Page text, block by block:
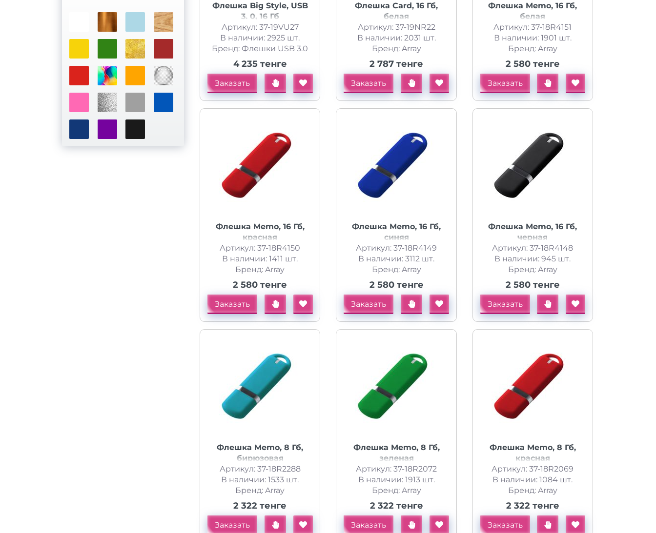
Флешка Big Style, USB
3. 0, 16 Гб
Артикул: 37-19VU27
В наличии: 2925 шт.
Бренд: Флешки USB 3.0
4 235 тенге
Заказать
Флешка Card, 16 Гб,
белая
Артикул: 37-19NR22
В наличии: 2031 шт.
Бренд: Array
2 787 тенге
Заказать
Флешка Memo, 16 Гб,
белая
Артикул: 37-18R4151
В наличии: 1901 шт.
Бренд: Array
2 580 тенге
Заказать
Флешка Memo, 16 Гб,
красная
Артикул: 37-18R4150
В наличии: 1411 шт.
Бренд: Array
2 580 тенге
Заказать
Флешка Memo, 16 Гб,
синяя
Артикул: 37-18R4149
В наличии: 3112 шт.
Бренд: Array
2 580 тенге
Заказать
Флешка Memo, 16 Гб,
черная
Артикул: 37-18R4148
В наличии: 945 шт.
Бренд: Array
2 580 тенге
Заказать
Флешка Memo, 8 Гб,
бирюзовая
Артикул: 37-18R2288
В наличии: 1533 шт.
Бренд: Array
2 322 тенге
Заказать
Флешка Memo, 8 Гб,
зеленая
Артикул: 37-18R2072
В наличии: 1913 шт.
Бренд: Array
2 322 тенге
Заказать
Флешка Memo, 8 Гб,
красная
Артикул: 37-18R2069
В наличии: 1084 шт.
Бренд: Array
2 322 тенге
Заказать